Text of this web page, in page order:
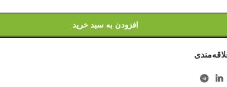
افزودن به سبد خرید